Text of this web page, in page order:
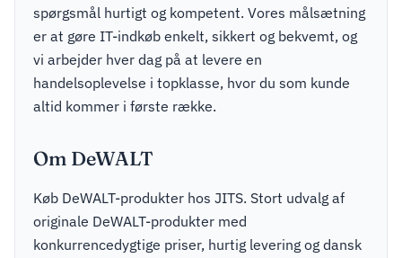
spørgsmål hurtigt og kompetent. Vores målsætning
er at gøre IT-indkøb enkelt, sikkert og bekvemt, og
vi arbejder hver dag på at levere en
handelsoplevelse i topklasse, hvor du som kunde
altid kommer i første række.
Om DeWALT
Køb DeWALT-produkter hos JITS. Stort udvalg af
originale DeWALT-produkter med
konkurrencedygtige priser, hurtig levering og dansk